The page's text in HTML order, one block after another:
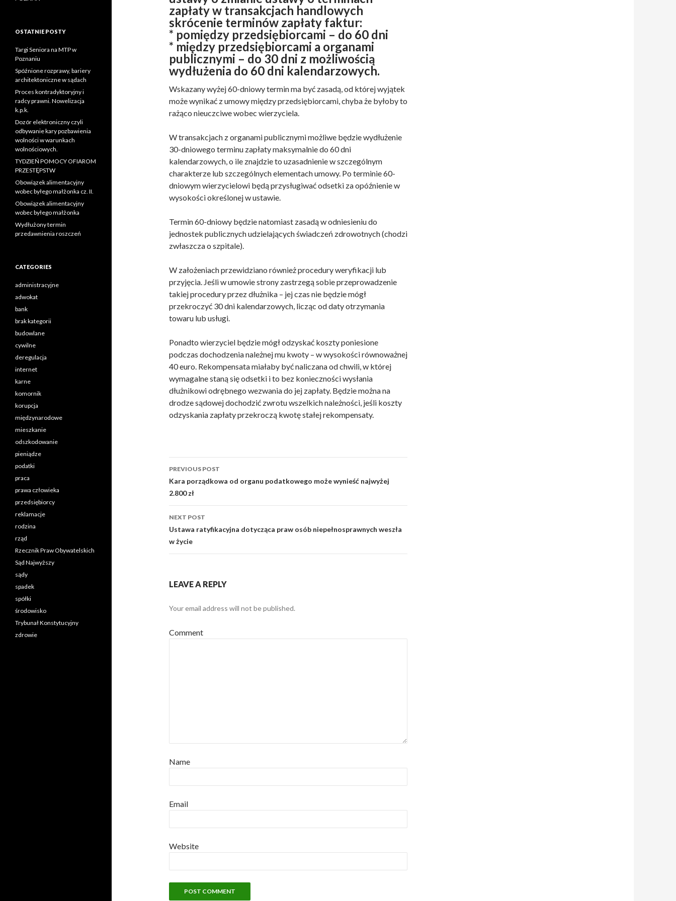
zapłaty w transakcjach handlowych
skrócenie terminów zapłaty faktur:
* pomiędzy przedsiębiorcami – do 60 dni
* między przedsiębiorcami a organami
publicznymi – do 30 dni z możliwością
wydłużenia do 60 dni kalendarzowych.
Wskazany wyżej 60-dniowy termin ma być zasadą, od której wyjątek
może wynikać z umowy między przedsiębiorcami, chyba że byłoby to
rażąco nieuczciwe wobec wierzyciela.
W transakcjach z organami publicznymi możliwe będzie wydłużenie
30-dniowego terminu zapłaty maksymalnie do 60 dni
kalendarzowych, o ile znajdzie to uzasadnienie w szczególnym
charakterze lub szczególnych elementach umowy. Po terminie 60-
dniowym wierzycielowi będą przysługiwać odsetki za opóźnienie w
wysokości określonej w ustawie.
Termin 60-dniowy będzie natomiast zasadą w odniesieniu do
jednostek publicznych udzielających świadczeń zdrowotnych (chodzi
zwłaszcza o szpitale).
W założeniach przewidziano również procedury weryfikacji lub
przyjęcia. Jeśli w umowie strony zastrzegą sobie przeprowadzenie
takiej procedury przez dłużnika – jej czas nie będzie mógł
przekroczyć 30 dni kalendarzowych, licząc od daty otrzymania
towaru lub usługi.
Ponadto wierzyciel będzie mógł odzyskać koszty poniesione
podczas dochodzenia należnej mu kwoty – w wysokości równoważnej
40 euro. Rekompensata miałaby być naliczana od chwili, w której
wymagalne staną się odsetki i to bez konieczności wysłania
dłużnikowi odrębnego wezwania do jej zapłaty. Będzie można na
drodze sądowej dochodzić zwrotu wszelkich należności, jeśli koszty
odzyskania zapłaty przekroczą kwotę stałej rekompensaty.
Post
navigation
PREVIOUS POST
Kara porządkowa od organu podatkowego może wynieść najwyżej
2.800 zł
NEXT POST
Ustawa ratyfikacyjna dotycząca praw osób niepełnosprawnych weszła
w życie
LEAVE A REPLY
Your email address will not be published.
Comment
Name
Email
Website
OSTATNIE POSTY
Targi Seniora na MTP w
Poznaniu
Spóźnione rozprawy, bariery
architektoniczne w sądach
Proces kontradyktoryjny i
radcy prawni. Nowelizacja
k.p.k.
Dozór elektroniczny czyli
odbywanie kary pozbawienia
wolności w warunkach
wolnościowych.
TYDZIEŃ POMOCY OFIAROM
PRZESTĘPSTW
Obowiązek alimentacyjny
wobec byłego małżonka cz. II.
Obowiązek alimentacyjny
wobec byłego małżonka
Wydłużony termin
przedawnienia roszczeń
CATEGORIES
administracyjne
adwokat
bank
brak kategorii
budowlane
cywilne
deregulacja
internet
karne
komornik
korupcja
międzynarodowe
mieszkanie
odszkodowanie
pieniądze
podatki
praca
prawa człowieka
przedsiębiorcy
reklamacje
rodzina
rząd
Rzecznik Praw Obywatelskich
Sąd Najwyższy
sądy
spadek
spółki
środowisko
Trybunał Konstytucyjny
zdrowie